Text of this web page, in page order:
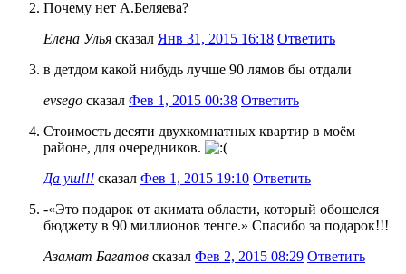
Почему нет А.Беляева?
Елена Улья сказал Янв 31, 2015 16:18 Ответить
в детдом какой нибудь лучше 90 лямов бы отдали
evsego сказал Фев 1, 2015 00:38 Ответить
Стоимость десяти двухкомнатных квартир в моём
районе, для очередников.
Да уш!!! сказал Фев 1, 2015 19:10 Ответить
-«Это подарок от акимата области, который обошелся
бюджету в 90 миллионов тенге.» Спасибо за подарок!!!
Азамат Багатов сказал Фев 2, 2015 08:29 Ответить